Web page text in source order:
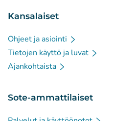
Kansalaiset
Ohjeet ja asiointi
Tietojen käyttö ja luvat
Ajankohtaista
Sote-ammattilaiset